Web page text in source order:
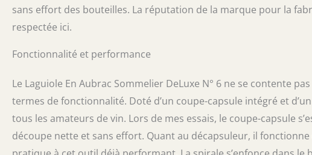
sans effort des bouteilles. La réputation de la marque pour la
respectée ici.
Fonctionnalité et performance
Le Laguiole En Aubrac Sommelier DeLuxe N° 6 ne se contente
termes de fonctionnalité. Doté d’un coupe-capsule intégré et
tous les amateurs de vin. Lors de mes essais, le coupe-capsule
découpe nette et sans effort. Quant au décapsuleur, il